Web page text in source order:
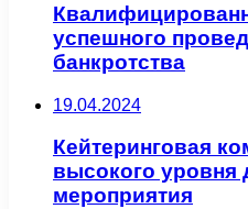
успешного
банкротства
19.04.2024
Кейтеринговая
высокого уровня
мероприятия